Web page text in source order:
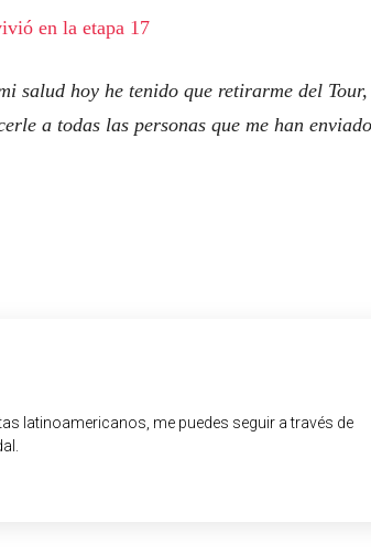
en la etapa 17
salud hoy he tenido que retirarme del Tour,
a todas las personas que me han
latinoamericanos, me puedes seguir a través de